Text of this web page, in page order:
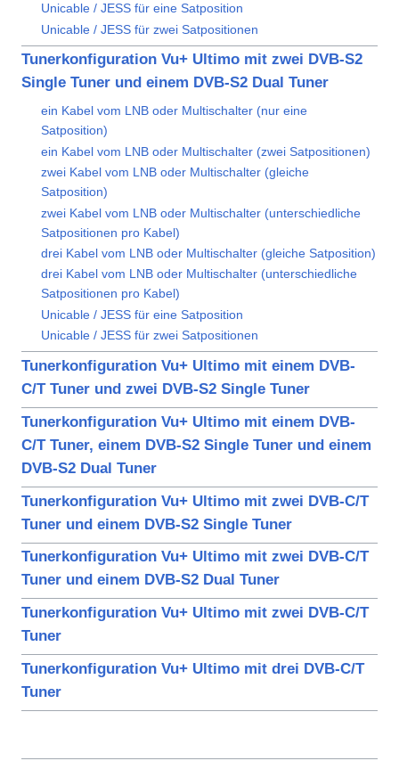
Unicable / JESS für eine Satposition
Unicable / JESS für zwei Satpositionen
Tunerkonfiguration Vu+ Ultimo mit zwei DVB-S2
Single Tuner und einem DVB-S2 Dual Tuner
ein Kabel vom LNB oder Multischalter (nur eine
Satposition)
ein Kabel vom LNB oder Multischalter (zwei Satpositionen)
zwei Kabel vom LNB oder Multischalter (gleiche
Satposition)
zwei Kabel vom LNB oder Multischalter (unterschiedliche
Satpositionen pro Kabel)
drei Kabel vom LNB oder Multischalter (gleiche Satposition)
drei Kabel vom LNB oder Multischalter (unterschiedliche
Satpositionen pro Kabel)
Unicable / JESS für eine Satposition
Unicable / JESS für zwei Satpositionen
Tunerkonfiguration Vu+ Ultimo mit einem DVB-
C/T Tuner und zwei DVB-S2 Single Tuner
Tunerkonfiguration Vu+ Ultimo mit einem DVB-
C/T Tuner, einem DVB-S2 Single Tuner und einem
DVB-S2 Dual Tuner
Tunerkonfiguration Vu+ Ultimo mit zwei DVB-C/T
Tuner und einem DVB-S2 Single Tuner
Tunerkonfiguration Vu+ Ultimo mit zwei DVB-C/T
Tuner und einem DVB-S2 Dual Tuner
Tunerkonfiguration Vu+ Ultimo mit zwei DVB-C/T
Tuner
Tunerkonfiguration Vu+ Ultimo mit drei DVB-C/T
Tuner